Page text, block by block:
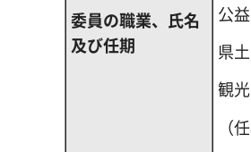
委員の職業、氏名
及び任期
公
県
観
（